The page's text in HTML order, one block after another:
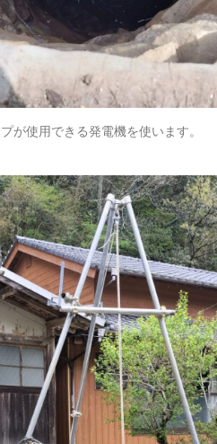
が使用できる発電機を使います。